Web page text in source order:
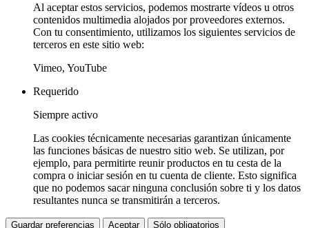
Al aceptar estos servicios, podemos mostrarte vídeos u otros
contenidos multimedia alojados por proveedores externos.
Con tu consentimiento, utilizamos los siguientes servicios de
terceros en este sitio web:
Vimeo, YouTube
Requerido
Siempre activo
Las cookies técnicamente necesarias garantizan únicamente
las funciones básicas de nuestro sitio web. Se utilizan, por
ejemplo, para permitirte reunir productos en tu cesta de la
compra o iniciar sesión en tu cuenta de cliente. Esto significa
que no podemos sacar ninguna conclusión sobre ti y los datos
resultantes nunca se transmitirán a terceros.
Guardar preferencias Aceptar Sólo obligatorios